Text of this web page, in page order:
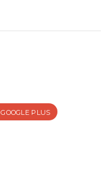
GOOGLE PLUS